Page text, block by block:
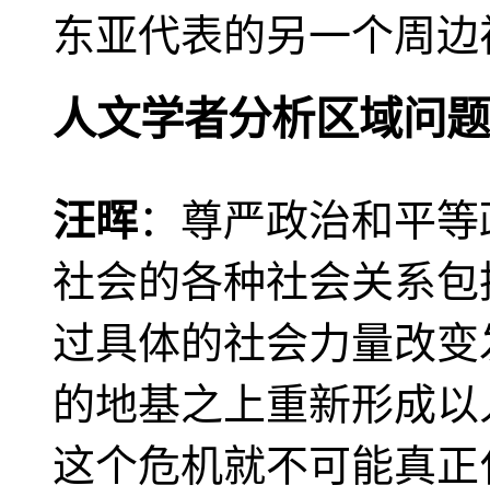
东亚代表的另一个周
人文学者分析区域问题
汪晖：尊严政治和平
社会的各种社会关系
过具体的社会力量改
的地基之上重新形成
这个危机就不可能真